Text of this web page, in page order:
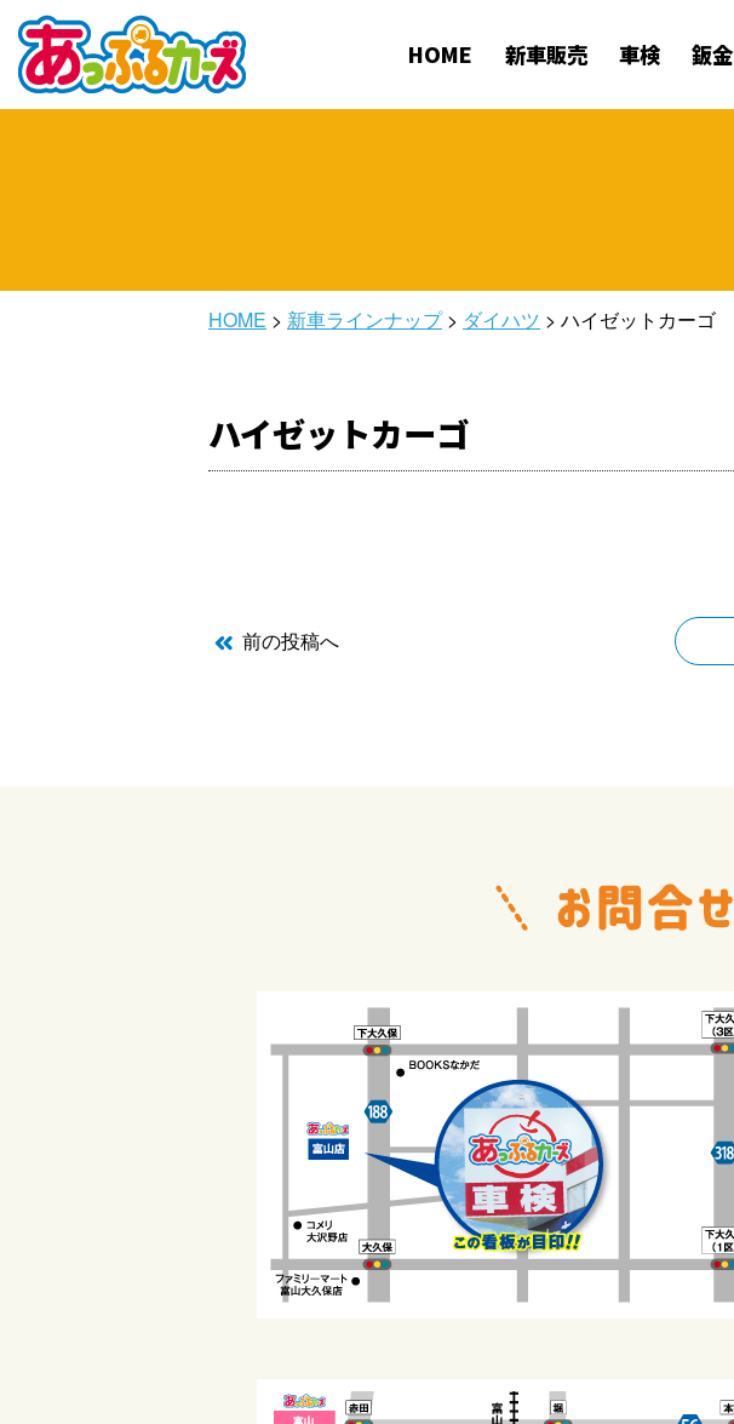
HOME 新車販売 車検 鈑金
HOME > 新車ラインナップ> ダイハツ > ハイゼットカーゴ
ハイゼットカーゴ
前の投稿へ